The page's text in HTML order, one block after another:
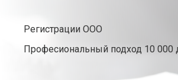
Регистрации ООО
Професиональный подход 10 000